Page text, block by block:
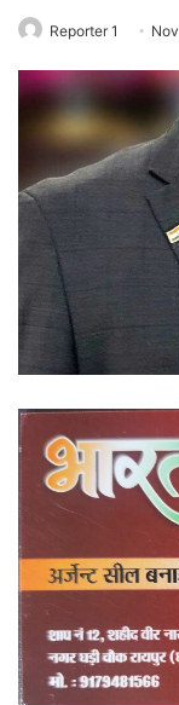
Reporter 1